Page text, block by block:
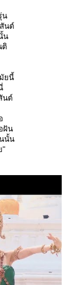
น
นต์
น
ติ
ยนี้
นต์
ฝัน
นั้น
"